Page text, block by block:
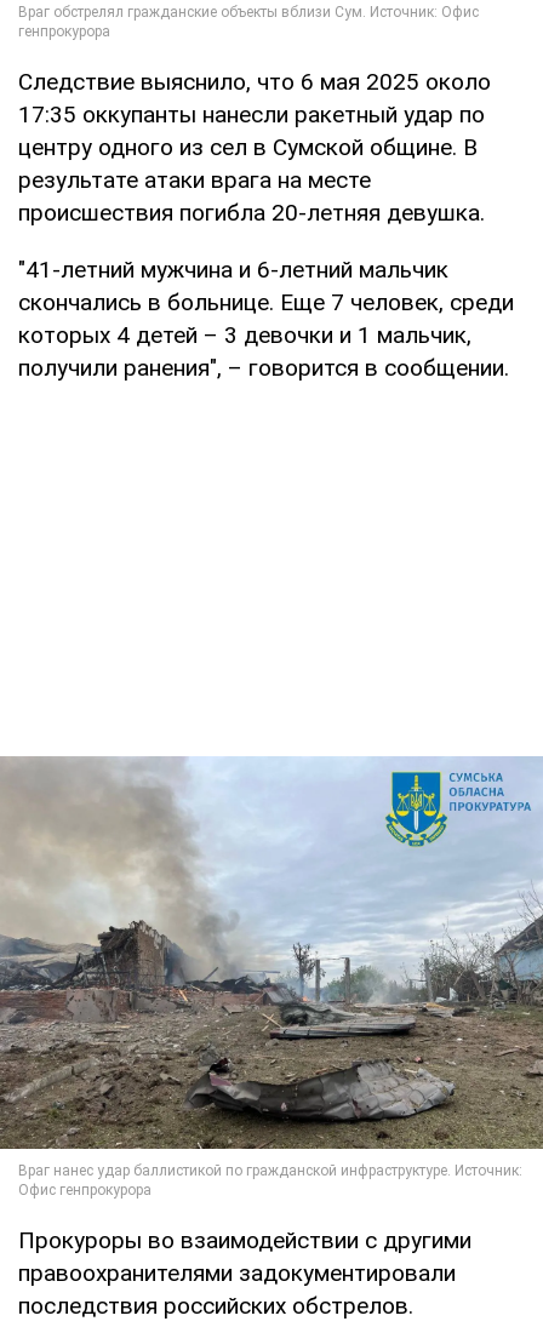
Следствие выяснило, что 6 мая 2025 около
17:35 оккупанты нанесли ракетный удар по
центру одного из сел в Сумской общине. В
результате атаки врага на месте
происшествия погибла 20-летняя девушка.
"41-летний мужчина и 6-летний мальчик
скончались в больнице. Еще 7 человек, среди
которых 4 детей – 3 девочки и 1 мальчик,
получили ранения", – говорится в сообщении.
Прокуроры во взаимодействии с другими
правоохранителями задокументировали
последствия российских обстрелов.